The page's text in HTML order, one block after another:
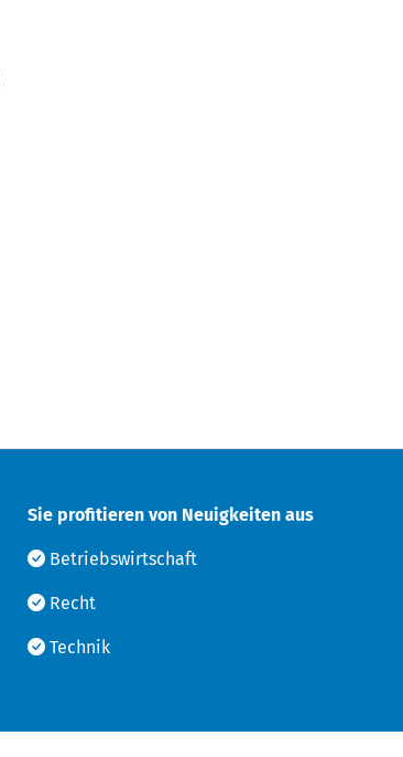
Sie profitieren von Neuigkeiten aus
Betriebswirtschaft
Recht
Technik